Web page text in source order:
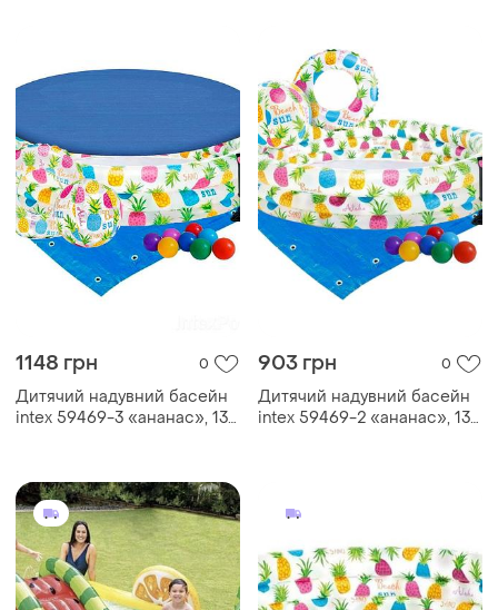
1148 грн 0
Дитячий надувний басейн
intex 59469-3 «ананас», 132
903 грн 0
Дитячий надувний басейн
intex 59469-2 «ананас», 132